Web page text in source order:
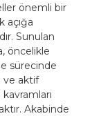
önemli bir
açığa
Sunulan
öncelikle
sürecinde
ve aktif
Akabinde